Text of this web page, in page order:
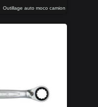
Outillage auto moco camion